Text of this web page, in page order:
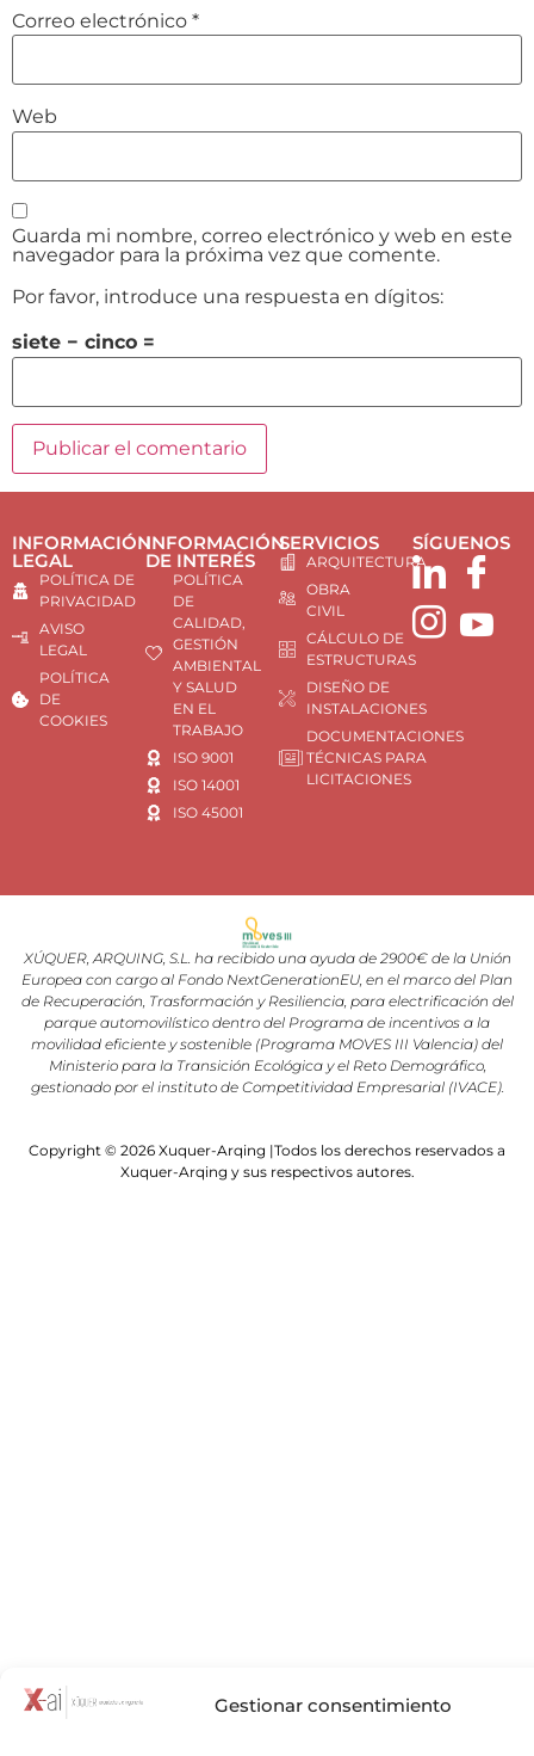
Gestionar consentimiento
Correo electrónico *
Web
Guarda mi nombre, correo electrónico y web en este
navegador para la próxima vez que comente.
Por favor, introduce una respuesta en dígitos:
siete − cinco =
INFORMACIÓN
LEGAL
POLÍTICA DE
PRIVACIDAD
AVISO
LEGAL
POLÍTICA
DE
COOKIES
INFORMACIÓN
DE INTERÉS
POLÍTICA
DE
CALIDAD,
GESTIÓN
AMBIENTAL
Y SALUD
EN EL
TRABAJO
ISO 9001
ISO 14001
ISO 45001
SERVICIOS
ARQUITECTURA
OBRA
CIVIL
CÁLCULO DE
ESTRUCTURAS
DISEÑO DE
INSTALACIONES
DOCUMENTACIONES
TÉCNICAS PARA
LICITACIONES
SÍGUENOS
XÚQUER, ARQUING, S.L. ha recibido una ayuda de 2900€ de la Unión
Europea con cargo al Fondo NextGenerationEU, en el marco del Plan
de Recuperación, Trasformación y Resiliencia, para electrificación del
parque automovilístico dentro del Programa de incentivos a la
movilidad eficiente y sostenible (Programa MOVES III Valencia) del
Ministerio para la Transición Ecológica y el Reto Demográfico,
gestionado por el instituto de Competitividad Empresarial (IVACE).
Copyright © 2026 Xuquer-Arqing |Todos los derechos reservados a
Xuquer-Arqing y sus respectivos autores.